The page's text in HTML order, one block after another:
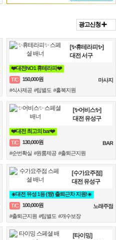
광고신청
[✨휴테라피✨]
대전 서구
❤️대전NO1 휴테라피❤️
T/C
150,000원
마사지
#식사제공 #팁별도 #홀복지원
[✨어비스✨]
대전 유성구
❤️대전 최고의 bar❤️
T/C
130,000원
BAR
#순번확실 #원룸제공 #출퇴근지원
[수가요주점]
대전 유성구
☀️대전 유성 1등 (짱) 출퇴근차 지원!☀️
T/C
100,000원
노래주점
#출퇴근지원 #팁별도 #개수보장
[타이밍]